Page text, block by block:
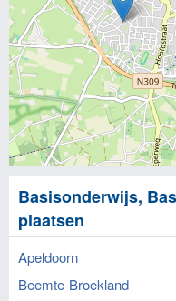
Basisonderwijs,
plaatsen
Apeldoorn
Beemte-Broekland